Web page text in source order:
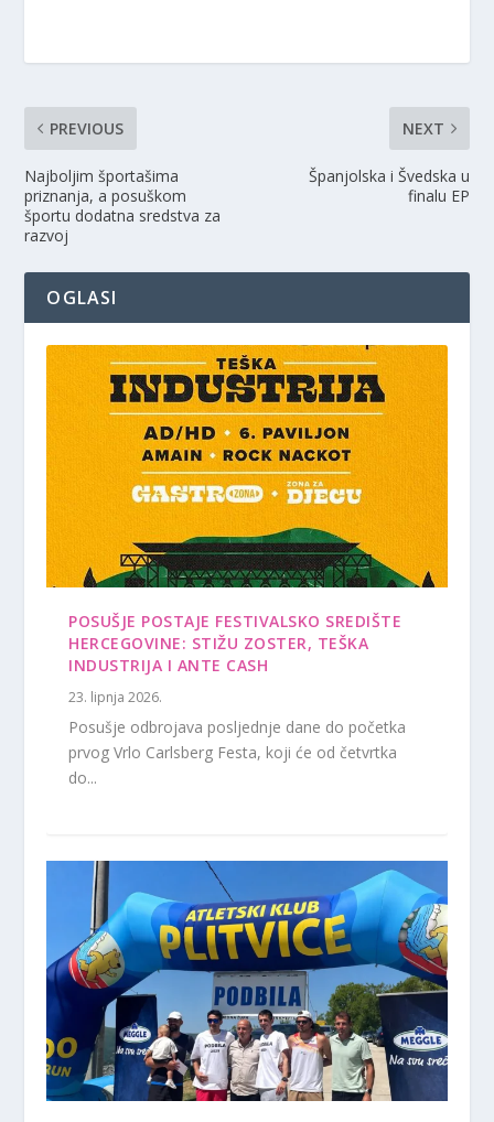
PREVIOUS
Najboljim športašima
priznanja, a posuškom
športu dodatna sredstva za
razvoj
NEXT
Španjolska i Švedska u
finalu EP
OGLASI
POSUŠJE POSTAJE FESTIVALSKO SREDIŠTE
HERCEGOVINE: STIŽU ZOSTER, TEŠKA
INDUSTRIJA I ANTE CASH
23. lipnja 2026.
Posušje odbrojava posljednje dane do početka
prvog Vrlo Carlsberg Festa, koji će od četvrtka
do...